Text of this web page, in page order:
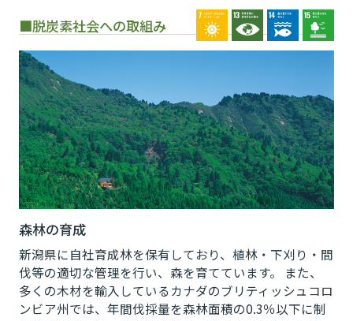
■脱炭素社会への取組み
森林の育成
新潟県に自社育成林を保有しており、植林・下刈り・間
伐等の適切な管理を行い、森を育てています。 また、
多くの木材を輸入しているカナダのブリティッシュコロ
ンビア州では、年間伐採量を森林面積の0.3％以下に制